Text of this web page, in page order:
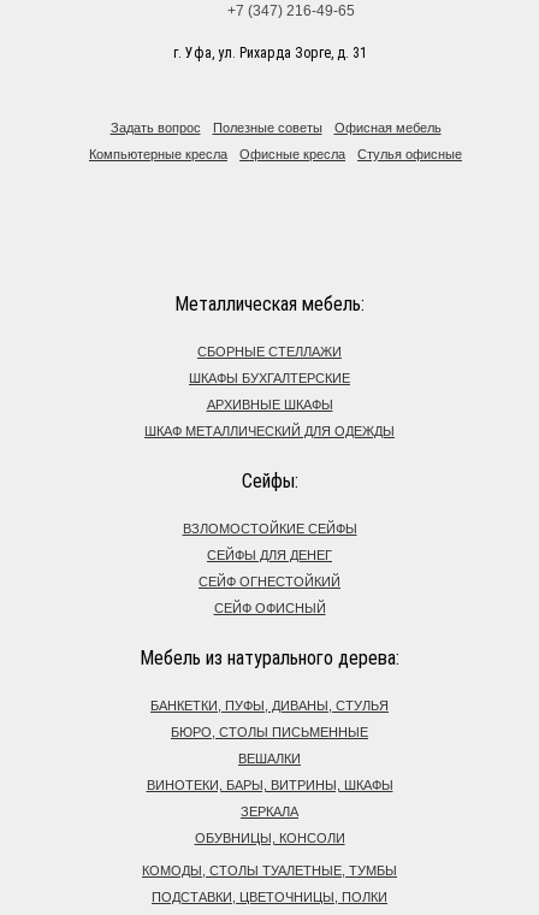
+7 (347) 216-49-65
г. Уфа, ул. Рихарда Зорге, д. 31
Задать вопрос Полезные советы
Офисная мебель
Компьютерные кресла
Офисные кресла Стулья офисные
Металлическая мебель:
СБОРНЫЕ СТЕЛЛАЖИ
ШКАФЫ БУХГАЛТЕРСКИЕ
АРХИВНЫЕ ШКАФЫ
ШКАФ МЕТАЛЛИЧЕСКИЙ ДЛЯ ОДЕЖДЫ
Сейфы:
ВЗЛОМОСТОЙКИЕ СЕЙФЫ
СЕЙФЫ ДЛЯ ДЕНЕГ
СЕЙФ ОГНЕСТОЙКИЙ
СЕЙФ ОФИСНЫЙ
Мебель из натурального дерева:
БАНКЕТКИ, ПУФЫ, ДИВАНЫ, СТУЛЬЯ
БЮРО, СТОЛЫ ПИСЬМЕННЫЕ
ВЕШАЛКИ
ВИНОТЕКИ, БАРЫ, ВИТРИНЫ, ШКАФЫ
ЗЕРКАЛА
ОБУВНИЦЫ, КОНСОЛИ
КОМОДЫ, СТОЛЫ ТУАЛЕТНЫЕ, ТУМБЫ
ПОДСТАВКИ, ЦВЕТОЧНИЦЫ, ПОЛКИ